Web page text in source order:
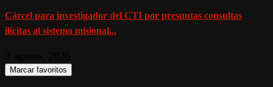
Cárcel para investigador del CTI por presuntas consultas
ilícitas al sistema misional...
Marcar favoritos